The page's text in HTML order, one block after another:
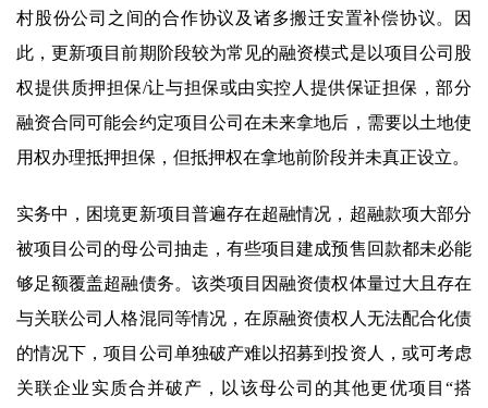
村股份公司之间的合作协议及诸多搬迁安置补偿协议。因
此，更新项目前期阶段较为常见的融资模式是以项目公司股
权提供质押担保/让与担保或由实控人提供保证担保，部分
融资合同可能会约定项目公司在未来拿地后，需要以土地使
用权办理抵押担保，但抵押权在拿地前阶段并未真正设立。
实务中，困境更新项目普遍存在超融情况，超融款项大部分
被项目公司的母公司抽走，有些项目建成预售回款都未必能
够足额覆盖超融债务。该类项目因融资债权体量过大且存在
与关联公司人格混同等情况，在原融资债权人无法配合化债
的情况下，项目公司单独破产难以招募到投资人，或可考虑
关联企业实质合并破产，以该母公司的其他更优项目“搭